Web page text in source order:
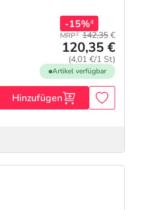
MRP2 142,35 €
120,35 €
(4,01 €/1 St)
-15%4
Artikel verfügbar
Hinzufügen